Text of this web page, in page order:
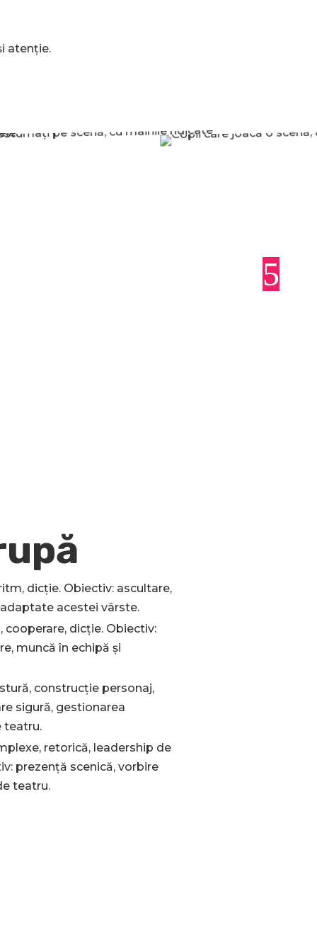
atenție.
5
dicție. Obiectiv: ascultare,
acestei vârste.
cooperare, dicție. Obiectiv:
muncă în echipă și
construcție personaj,
sigură, gestionarea
teatru.
retorică, leadership de
prezență scenică, vorbire
teatru.